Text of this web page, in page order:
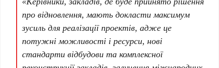
про відновлення, мають докласти максимум
зусиль для реалізації проектів, адже це
потужні можливості і ресурси, нові
стандарти відбудови та комплексної